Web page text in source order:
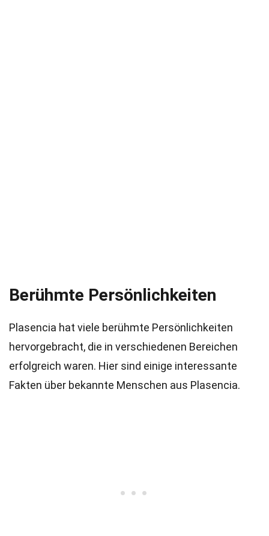
Berühmte Persönlichkeiten
Plasencia hat viele berühmte Persönlichkeiten
hervorgebracht, die in verschiedenen Bereichen
erfolgreich waren. Hier sind einige interessante
Fakten über bekannte Menschen aus Plasencia.